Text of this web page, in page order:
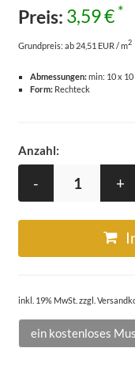
Preis: 3,59 € *
Grundpreis: ab 24,51 EUR / m2
Abmessungen:min: 10 x 10
Form:Rechteck
Anzahl:
- +
inkl. 19% MwSt. zzgl.
ein kostenloses